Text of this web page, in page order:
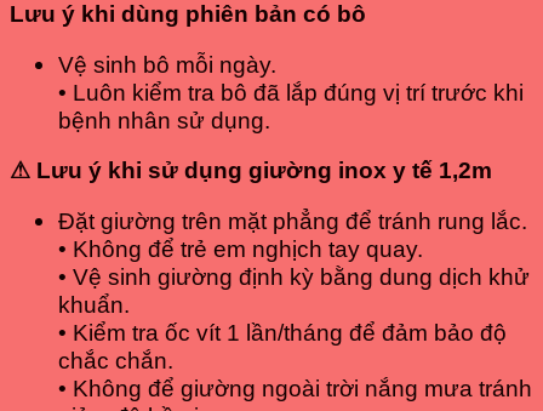
Lưu ý khi dùng phiên bản có bô
Vệ sinh bô mỗi ngày.
• Luôn kiểm tra bô đã lắp đúng vị trí trước khi
bệnh nhân sử dụng.
⚠ Lưu ý khi sử dụng giường inox y tế 1,2m
Đặt giường trên mặt phẳng để tránh rung lắc.
• Không để trẻ em nghịch tay quay.
• Vệ sinh giường định kỳ bằng dung dịch khử
khuẩn.
• Kiểm tra ốc vít 1 lần/tháng để đảm bảo độ
chắc chắn.
• Không để giường ngoài trời nắng mưa tránh